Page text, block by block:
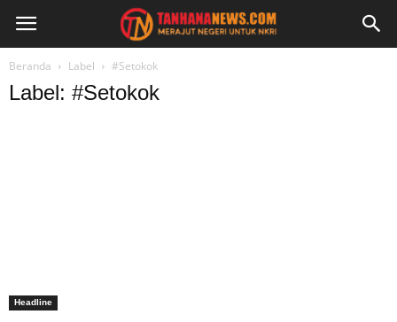
Beranda Label #Setokok
Label: #Setokok
Headline